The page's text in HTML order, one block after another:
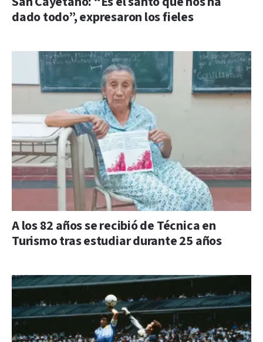
dado todo”, expresaron los fieles
A los 82 años se recibió de Técnica en
Turismo tras estudiar durante 25 años